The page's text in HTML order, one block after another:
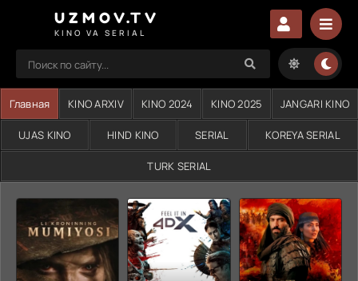
UZMOV.TV
KINO VA SERIAL
Главная KINO ARXIV KINO 2024 KINO 2025 JANGARI KINO
UJAS KINO HIND KINO SERIAL KOREYA SERIAL
TURK SERIAL